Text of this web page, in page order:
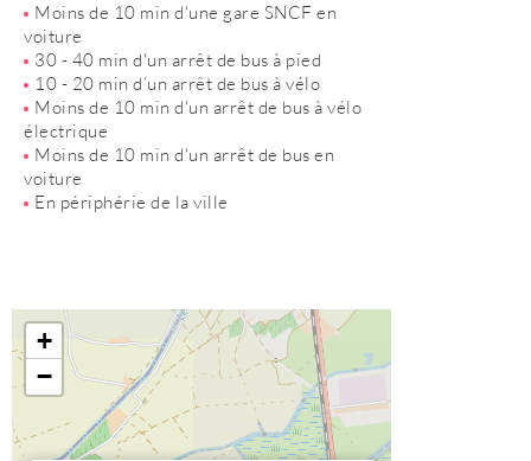
Moins de 10 min d'une gare SNCF en
voiture
30 - 40 min d'un arrêt de bus à pied
10 - 20 min d’un arrêt de bus à vélo
Moins de 10 min d'un arrêt de bus à vélo
électrique
Moins de 10 min d'un arrêt de bus en
voiture
En périphérie de la ville
+
−